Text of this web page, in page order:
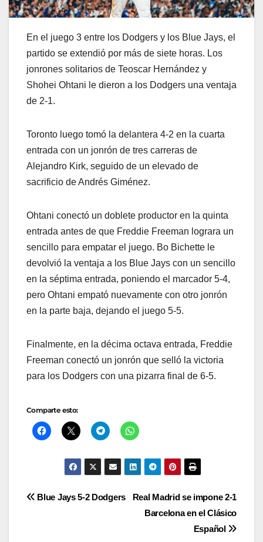
En el juego 3 entre los Dodgers y los Blue Jays, el
partido se extendió por más de siete horas. Los
jonrones solitarios de Teoscar Hernández y
Shohei Ohtani le dieron a los Dodgers una ventaja
de 2-1.
Toronto luego tomó la delantera 4-2 en la cuarta
entrada con un jonrón de tres carreras de
Alejandro Kirk, seguido de un elevado de
sacrificio de Andrés Giménez.
Ohtani conectó un doblete productor en la quinta
entrada antes de que Freddie Freeman lograra un
sencillo para empatar el juego. Bo Bichette le
devolvió la ventaja a los Blue Jays con un sencillo
en la séptima entrada, poniendo el marcador 5-4,
pero Ohtani empató nuevamente con otro jonrón
en la parte baja, dejando el juego 5-5.
Finalmente, en la décima octava entrada, Freddie
Freeman conectó un jonrón que selló la victoria
para los Dodgers con una pizarra final de 6-5.
Comparte esto:
Navegación
Real Madrid se impone 2-1
Barcelona en el Clásico
Español
Blue Jays 5-2 Dodgers